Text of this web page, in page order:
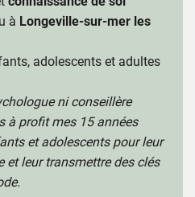
à Longeville-sur-mer les
adolescents et adultes
ni conseillère
à profit mes 15 années
et adolescents pour leur
et leur transmettre des clés